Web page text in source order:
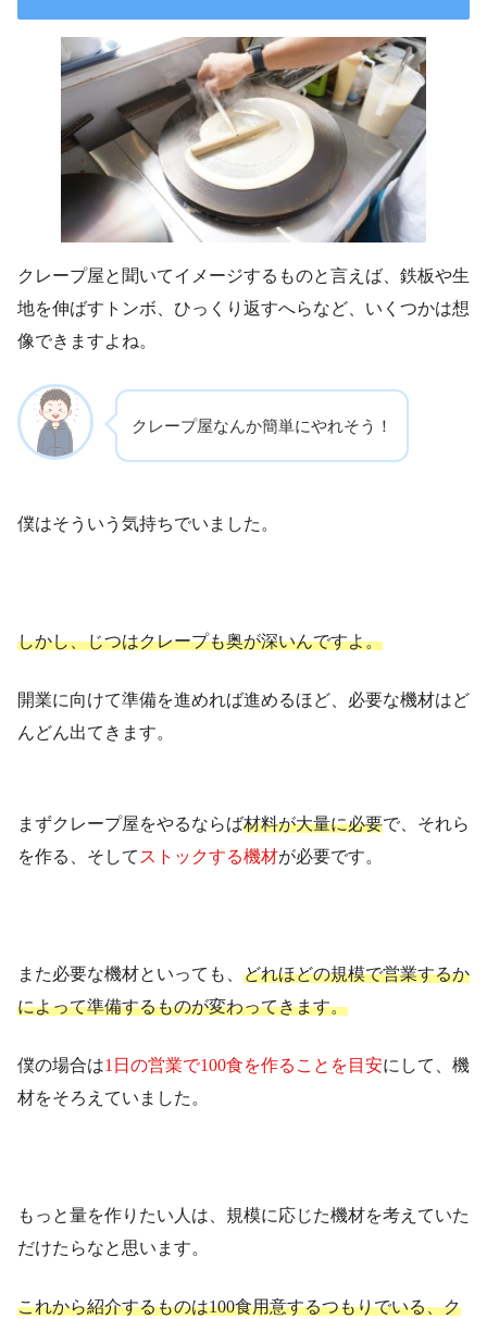
クレープ屋と聞いてイメージするものと言えば、鉄板や生
地を伸ばすトンボ、ひっくり返すへらなど、いくつかは想
像できますよね。
クレープ屋なんか簡単にやれそう！
僕はそういう気持ちでいました。
しかし、じつはクレープも奥が深いんですよ。
開業に向けて準備を進めれば進めるほど、必要な機材はど
んどん出てきます。
まずクレープ屋をやるならば材料が大量に必要で、それら
を作る、そして ストックする機材が必要です。
また必要な機材といっても、 どれほどの規模で営業するか
によって準備するものが変わってきます。
僕の場合は1日の営業で100食を作ることを目安にして、機
材をそろえていました。
もっと量を作りたい人は、規模に応じた機材を考えていた
だけたらなと思います。
これから紹介するものは100食用意するつもりでいる、ク